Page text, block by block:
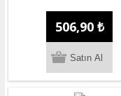
506,90 ₺